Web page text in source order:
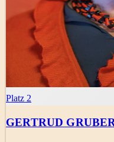
Platz 2
GERTRUD